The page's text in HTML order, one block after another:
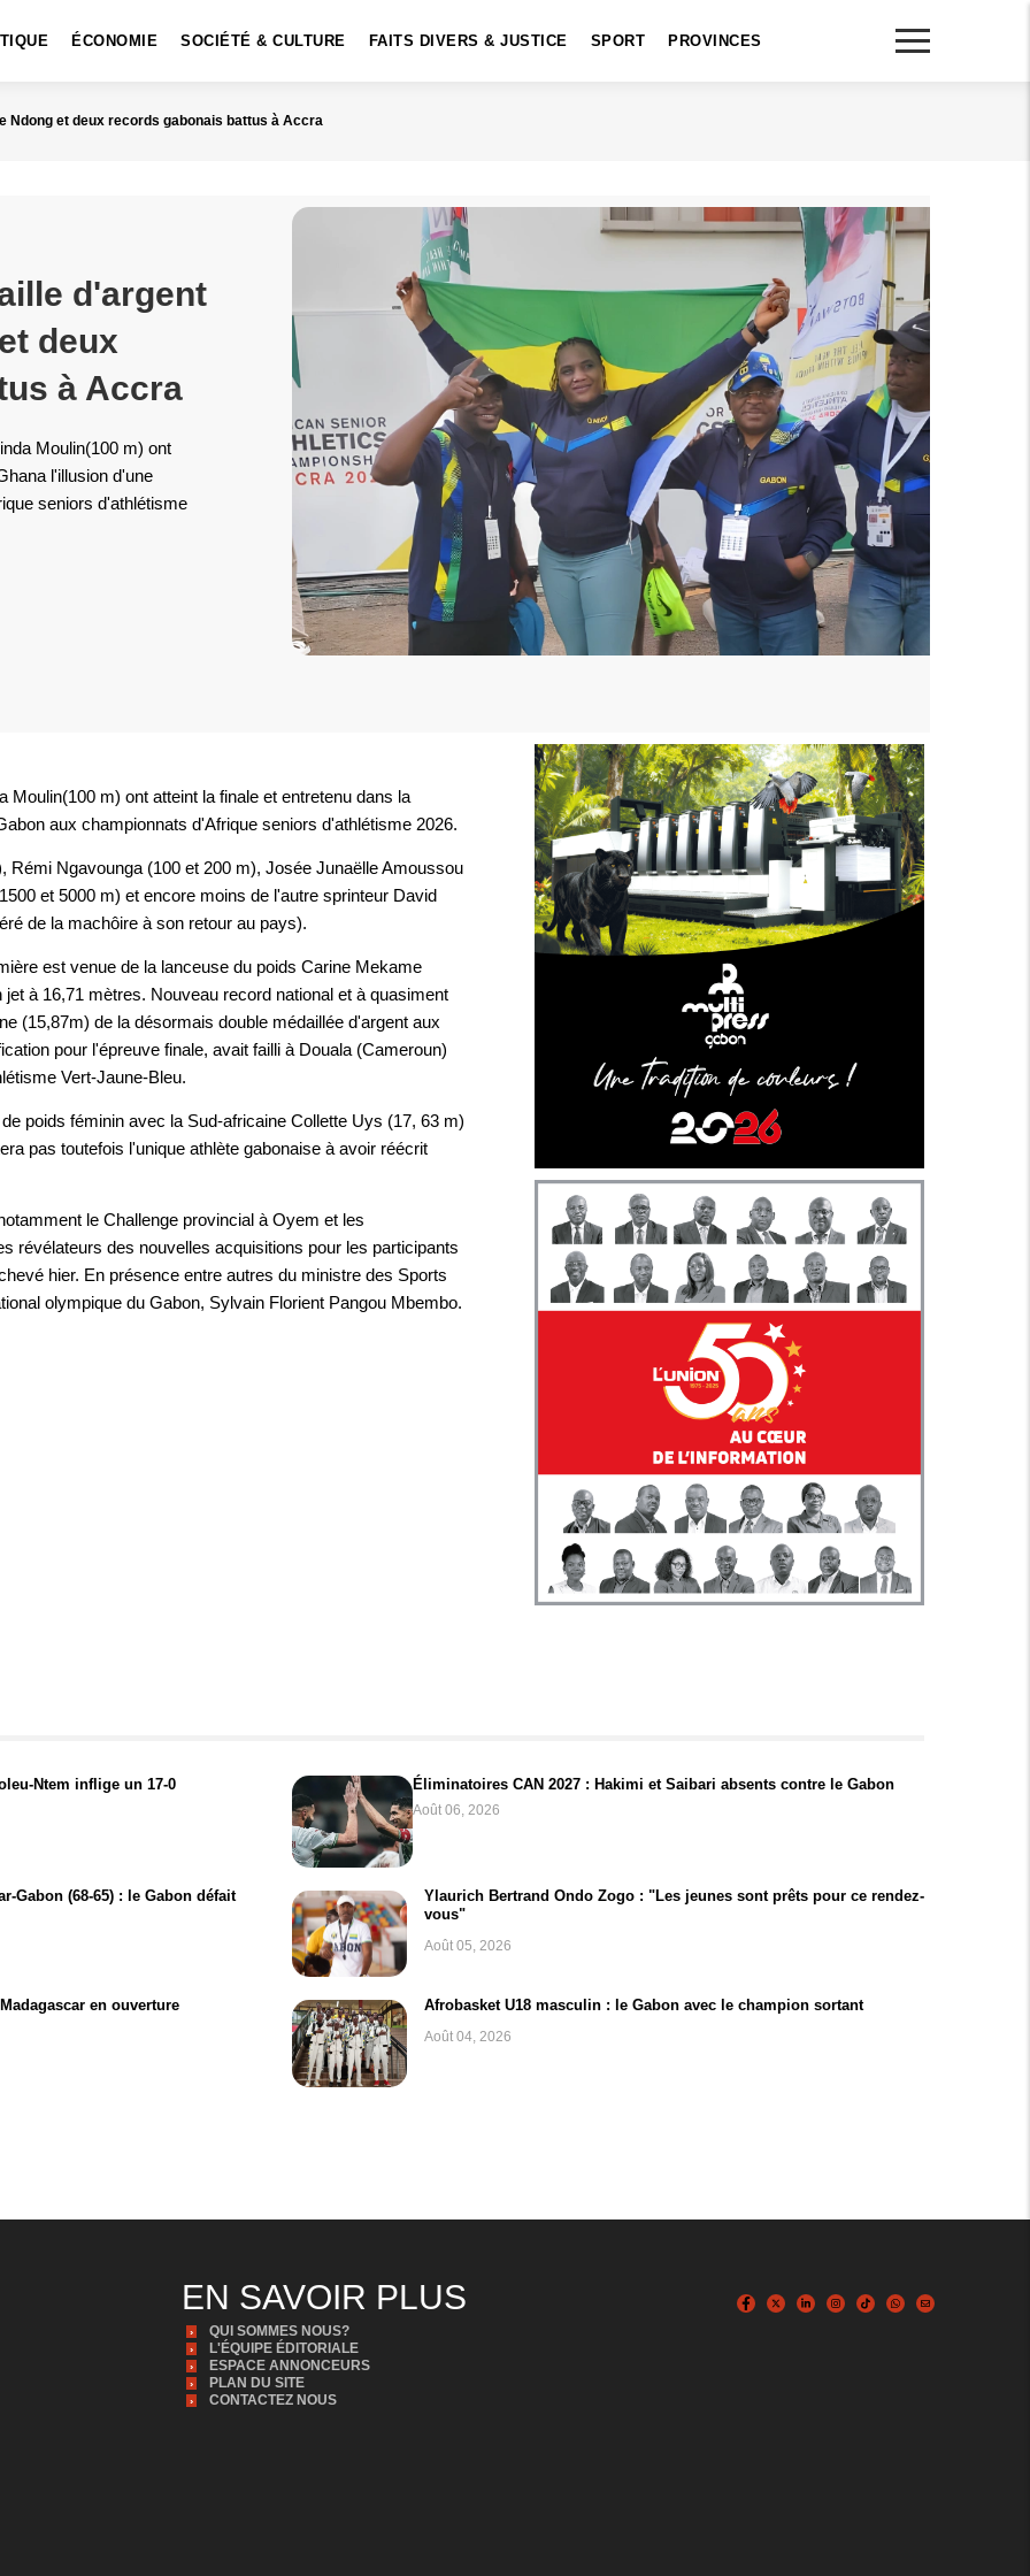
ÉCONOMIE SOCIÉTÉ & CULTURE FAITS DIVERS & JUSTICE SPORT PROVINCES
Ndong et deux records gabonais battus à Accra
d'argent
deux
à Accra
Moulin(100 m) ont
l'illusion d'une
seniors d'athlétisme
m) ont atteint la finale et entretenu dans la
aux championnats d'Afrique seniors d'athlétisme 2026.
Ngavounga (100 et 200 m), Josée Junaëlle Amoussou
et 5000 m) et encore moins de l'autre sprinteur David
de la machôire à son retour au pays).
est venue de la lanceuse du poids Carine Mekame
à 16,71 mètres. Nouveau record national et à quasiment
(15,87m) de la désormais double médaillée d'argent aux
pour l'épreuve finale, avait failli à Douala (Cameroun)
Vert-Jaune-Bleu.
poids féminin avec la Sud-africaine Collette Uys (17, 63 m)
pas toutefois l'unique athlète gabonaise à avoir réécrit
le Challenge provincial à Oyem et les
révélateurs des nouvelles acquisitions pour les participants
hier. En présence entre autres du ministre des Sports
olympique du Gabon, Sylvain Florient Pangou Mbembo.
Ntem inflige un 17-0 Éliminatoires CAN 2027 : Hakimi et Saibari absents contre le Gabon
Août 06, 2026
Gabon (68-65) : le Gabon défait
Ylaurich Bertrand Ondo Zogo : "Les jeunes sont prêts pour ce rendez-
vous"
Août 05, 2026
en ouverture Afrobasket U18 masculin : le Gabon avec le champion sortant
Août 04, 2026
EN SAVOIR PLUS
QUI SOMMES NOUS?
L'ÉQUIPE ÉDITORIALE
ESPACE ANNONCEURS
PLAN DU SITE
CONTACTEZ NOUS